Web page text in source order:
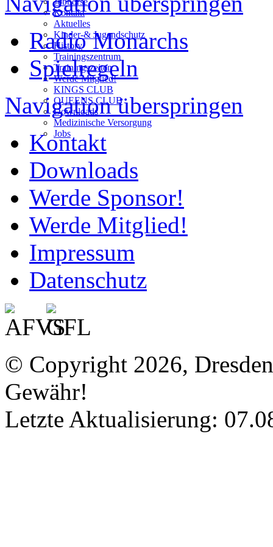
Kontakt
Aktuelles
Kinder-& Jugendschutz
History
Trainingszentrum
Trainingszeiten
Werde Mitglied!
KINGS CLUB
QUEENS CLUB
Downloads
Medizinische Versorgung
Jobs
Radio Monarchs
Spielregeln
Navigation überspringen
Kontakt
Downloads
Werde Sponsor!
Werde Mitglied!
Impressum
Datenschutz
© Copyright 2026,
Gewähr!
Letzte Aktualisierung: